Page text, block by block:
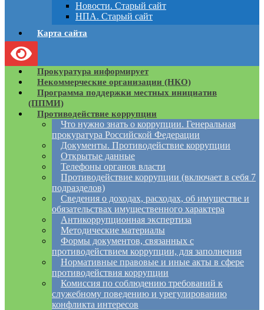
Новости. Старый сайт
НПА. Старый сайт
Карта сайта
Прокуратура информирует
Некоммерческие организации (НКО)
Программа поддержки местных инициатив
(ППМИ)
Противодействие коррупции
Что нужно знать о коррупции. Генеральная
прокуратура Российской Федерации
Документы. Противодействие коррупции
Открытые данные
Телефоны органов власти
Противодействие коррупции (включает в себя 7
подразделов)
Сведения о доходах, расходах, об имуществе и
обязательствах имущественного характера
Антикоррупционная экспертиза
Методические материалы
Формы документов, связанных с
противодействием коррупции, для заполнения
Нормативные правовые и иные акты в сфере
противодействия коррупции
Комиссия по соблюдению требований к
служебному поведению и урегулированию
конфликта интересов